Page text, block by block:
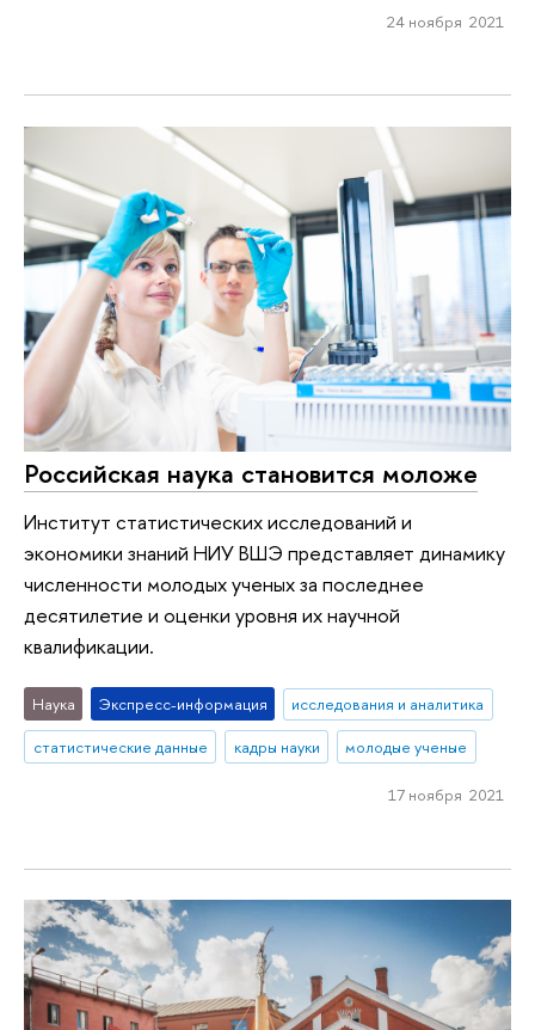
24 ноября 2021
Российская наука становится моложе
Институт статистических исследований и
экономики знаний НИУ ВШЭ представляет динамику
численности молодых ученых за последнее
десятилетие и оценки уровня их научной
квалификации.
Наука Экспресс-информация
исследования и аналитика
статистические данные
кадры науки молодые ученые
17 ноября 2021